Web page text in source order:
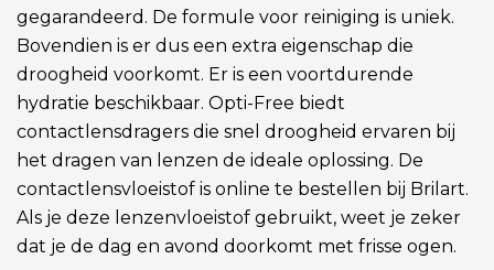
gegarandeerd. De formule voor reiniging is uniek.
Bovendien is er dus een extra eigenschap die
droogheid voorkomt. Er is een voortdurende
hydratie beschikbaar. Opti-Free biedt
contactlensdragers die snel droogheid ervaren bij
het dragen van lenzen de ideale oplossing. De
contactlensvloeistof is online te bestellen bij Brilart.
Als je deze lenzenvloeistof gebruikt, weet je zeker
dat je de dag en avond doorkomt met frisse ogen.